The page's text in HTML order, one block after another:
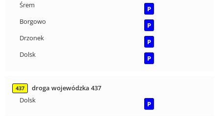
Śrem
P
Borgowo
P
Drzonek
P
Dolsk
P
437
droga wojewódzka 437
Dolsk
P